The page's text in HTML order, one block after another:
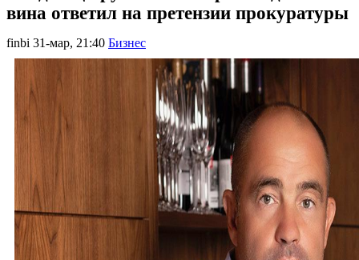
вина ответил на претензии прокуратуры
finbi 31-мар, 21:40 Бизнес